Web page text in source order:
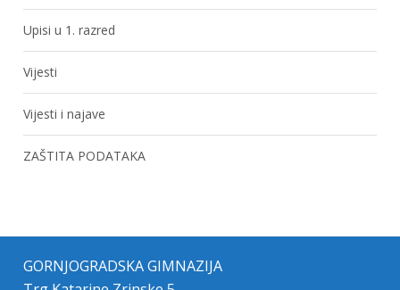
Upisi u 1. razred
Vijesti
Vijesti i najave
ZAŠTITA PODATAKA
GORNJOGRADSKA GIMNAZIJA